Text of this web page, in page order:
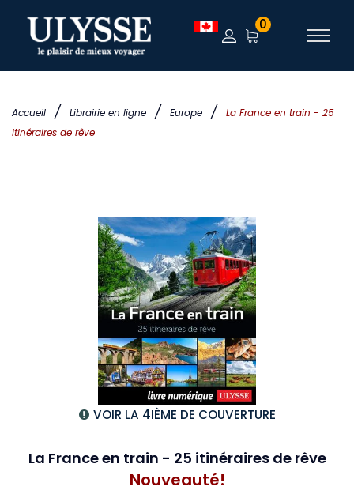
Accueil / Librairie en ligne / Europe /
La France en train - 25
itinéraires de rêve
0
VOIR LA 4IÈME DE COUVERTURE
La France en train - 25 itinéraires de rêve
Nouveauté!